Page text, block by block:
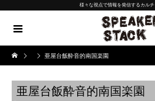
様々な視点で情報を発信するカル
亜屋台飯酔音的南国楽園
亜屋台飯酔音的南国楽園